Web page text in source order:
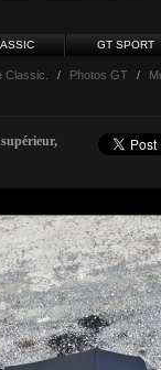
GT SPORT
Classic. / Photos GT /